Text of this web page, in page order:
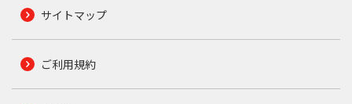
サイトマップ
ご利用規約